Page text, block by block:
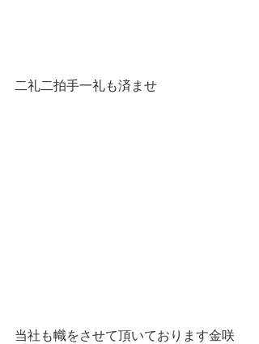
二礼二拍手一礼も済ませ
当社も幟をさせて頂いております金咲